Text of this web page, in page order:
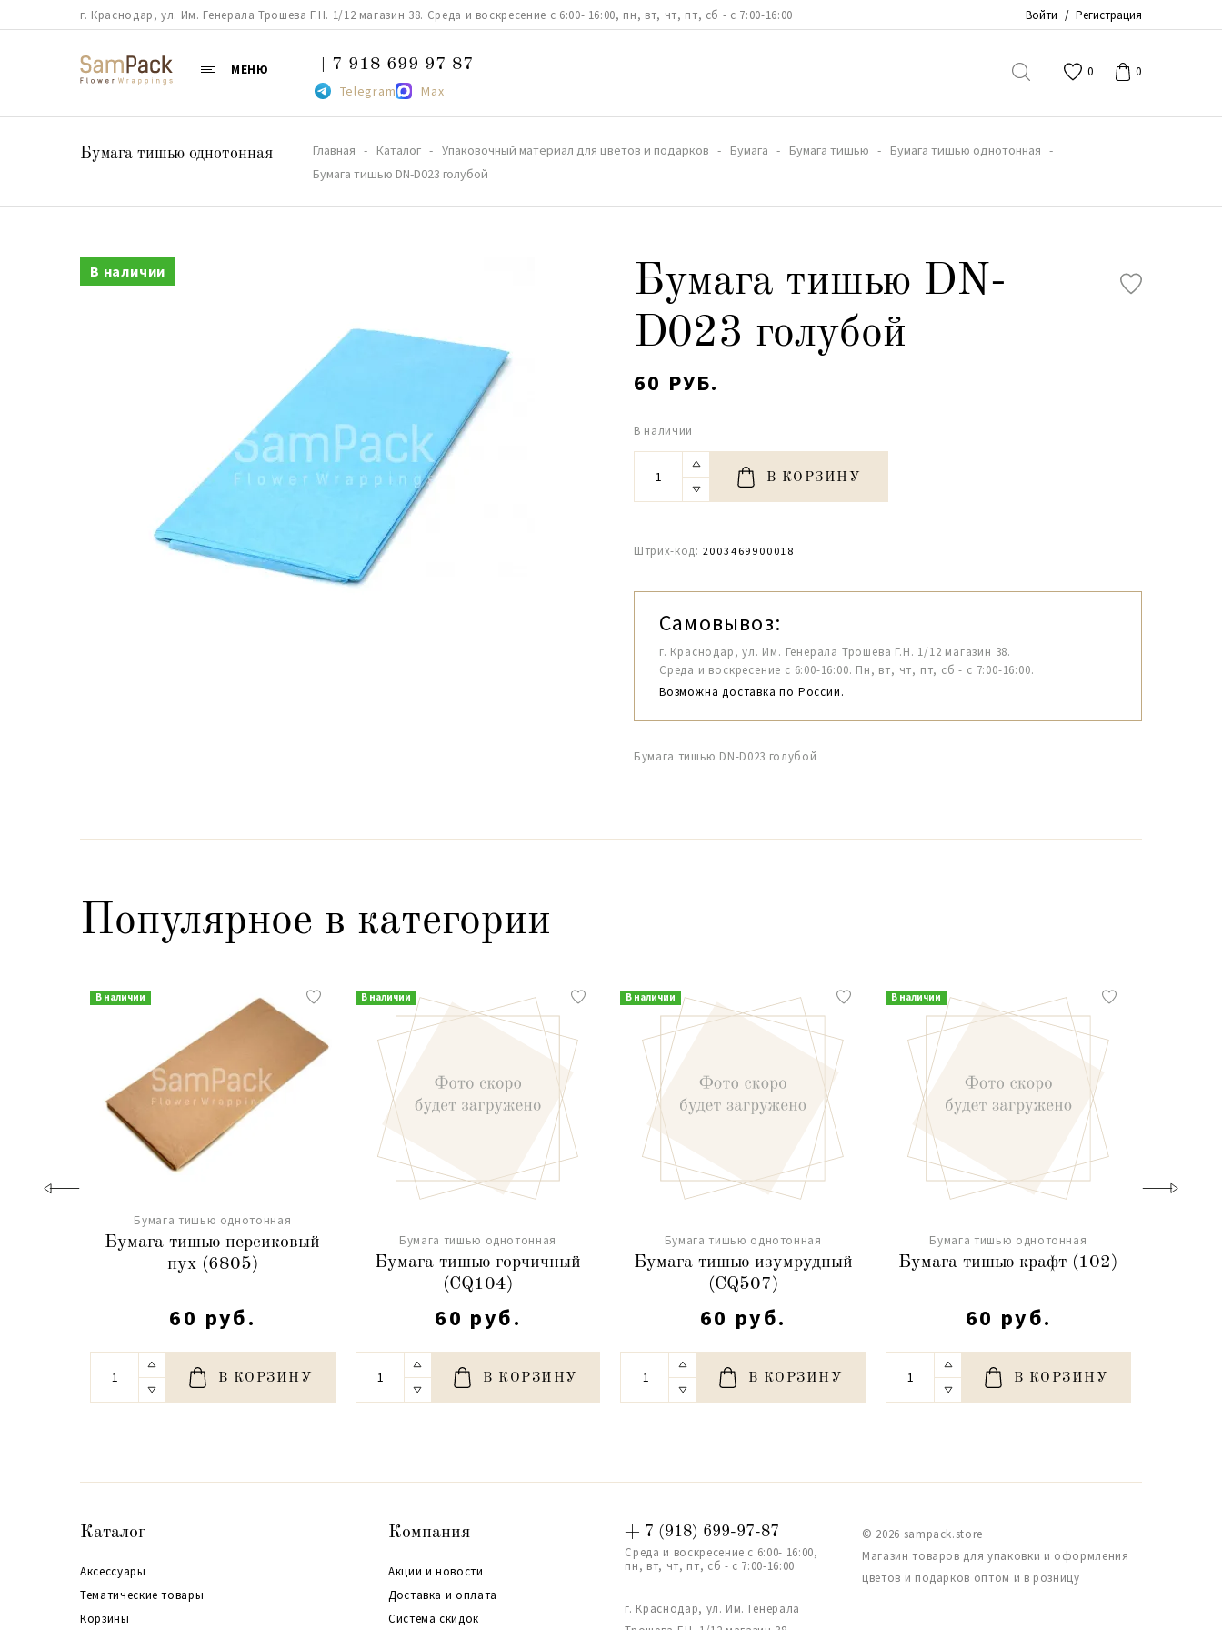
г. Краснодар, ул. Им. Генерала Трошева Г.Н. 1/12 магазин 38. Среда и воскресение с 6:00- 16:00, пн, вт, чт, пт, сб - с 7:00-16:00 Войти / Регистрация
МЕНЮ +7 918 699 97 87
Telegram Max
0 0
Бумага тишью однотонная Главная Каталог Упаковочный материал для цветов и подарков Бумага Бумага тишью
Бумага тишью однотонная
Бумага тишью DN-D023 голубой
В наличии
Бумага тишью DN-
D023 голубой
60 РУБ.
В наличии
В КОРЗИНУ
Штрих-код: 2003469900018
Самовывоз:
г. Краснодар, ул. Им. Генерала Трошева Г.Н. 1/12 магазин 38.
Среда и воскресение с 6:00-16:00. Пн, вт, чт, пт, сб - с 7:00-16:00.
Возможна доставка по России.
Бумага тишью DN-D023 голубой
Популярное в категории
В наличии
Бумага тишью однотонная
Бумага тишью персиковый
пух (6805)
60 руб.
В КОРЗИНУ
В наличии
Бумага тишью однотонная
Бумага тишью горчичный
(CQ104)
60 руб.
В КОРЗИНУ
В наличии
Бумага тишью однотонная
Бумага тишью изумрудный
(СQ507)
60 руб.
В КОРЗИНУ
В наличии
Бумага тишью однотонная
Бумага тишью крафт (102)
60 руб.
В КОРЗИНУ
Каталог
Аксессуары
Тематические товары
Корзины
Компания
Акции и новости
Доставка и оплата
Система скидок
+ 7 (918) 699-97-87
Среда и воскресение с 6:00- 16:00,
пн, вт, чт, пт, сб - с 7:00-16:00
г. Краснодар, ул. Им. Генерала
© 2026 sampack.store
Магазин товаров для упаковки и оформления
цветов и подарков оптом и в розницу